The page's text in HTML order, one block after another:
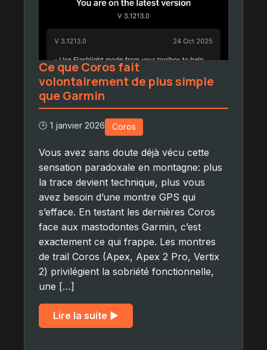
Ce que Coros fait
volontairement de plus simple
que Garmin
🕒 1 janvier 2026 Coros
Vous avez sans doute déjà vécu cette
sensation paradoxale en montagne: plus
la trace devient technique, plus vous
avez besoin d’une montre GPS qui
s’efface. En testant les dernières Coros
face aux mastodontes Garmin, c’est
exactement ce qui frappe. Les montres
de trail Coros (Apex, Apex 2 Pro, Vertix
2) privilégient la sobriété fonctionnelle,
une […]
Lire la suite ▶︎